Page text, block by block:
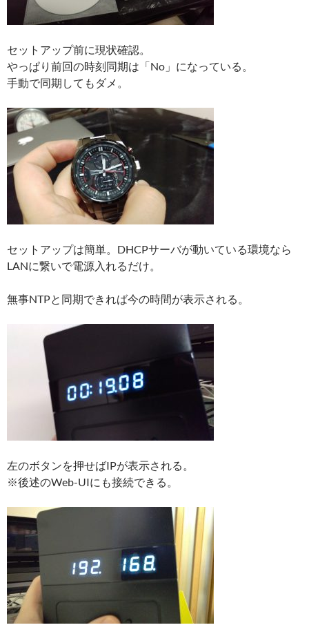
セットアップ前に現状確認。
やっぱり前回の時刻同期は「No」になっている。
手動で同期してもダメ。
セットアップは簡単。DHCPサーバが動いている環境なら
LANに繋いで電源入れるだけ。
無事NTPと同期できれば今の時間が表示される。
左のボタンを押せばIPが表示される。
※後述のWeb-UIにも接続できる。